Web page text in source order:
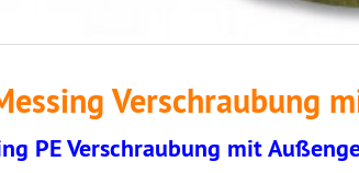
Verschraubung
PE Verschraubung mit